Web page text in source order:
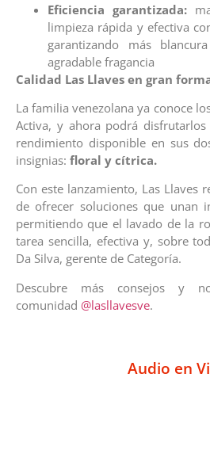
Eficiencia garantizada:
limpieza rápida y efectiva
garantizando más
agradable fragancia
Calidad Las Llaves en gran
La familia venezolana ya conoce
Activa, y ahora podrá
rendimiento disponible en sus
insignias: floral y cítrica.
Con este lanzamiento, Las Llaves
de ofrecer soluciones que unan
permitiendo que el lavado de la
tarea sencilla, efectiva y, sobre
Da Silva, gerente de Categoría.
Descubre más consejos y
comunidad @lasllavesve.
Audio en